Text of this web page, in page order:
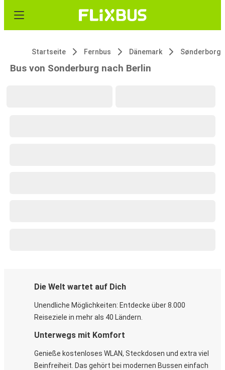
Startseite Fernbus Dänemark Sønderborg
Bus von Sonderburg nach Berlin
Die Welt wartet auf Dich
Unendliche Möglichkeiten: Entdecke über 8.000
Reiseziele in mehr als 40 Ländern.
Unterwegs mit Komfort
Genieße kostenloses WLAN, Steckdosen und extra viel
Beinfreiheit. Das gehört bei modernen Bussen einfach